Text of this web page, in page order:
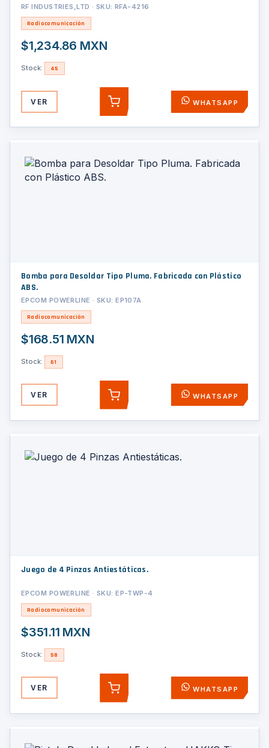
RF INDUSTRIES,LTD · SKU: RFA-4216
Radiocomunicación
$1,234.86 MXN
Stock: 45
VER AGREGAR WHATSAPP
Bomba para Desoldar Tipo Pluma. Fabricada con Plástico
ABS.
EPCOM POWERLINE · SKU: EP107A
Radiocomunicación
$168.51 MXN
Stock: 61
VER AGREGAR WHATSAPP
Juego de 4 Pinzas Antiestáticas.
EPCOM POWERLINE · SKU: EP-TWP-4
Radiocomunicación
$351.11 MXN
Stock: 58
VER AGREGAR WHATSAPP